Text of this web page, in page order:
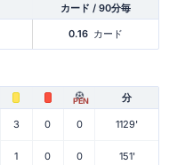
カード / 90分毎
0.16 カード
PEN 分
3 0 0 1129'
1 0 0 151'